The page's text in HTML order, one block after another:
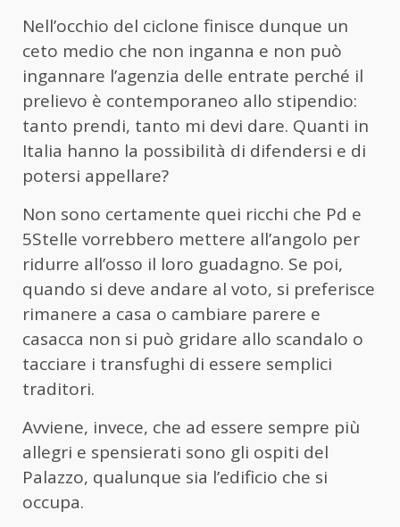
Nell’occhio del ciclone finisce dunque un
ceto medio che non inganna e non può
ingannare l’agenzia delle entrate perché il
prelievo è contemporaneo allo stipendio:
tanto prendi, tanto mi devi dare. Quanti in
Italia hanno la possibilità di difendersi e di
potersi appellare?
Non sono certamente quei ricchi che Pd e
5Stelle vorrebbero mettere all’angolo per
ridurre all’osso il loro guadagno. Se poi,
quando si deve andare al voto, si preferisce
rimanere a casa o cambiare parere e
casacca non si può gridare allo scandalo o
tacciare i transfughi di essere semplici
traditori.
Avviene, invece, che ad essere sempre più
allegri e spensierati sono gli ospiti del
Palazzo, qualunque sia l’edificio che si
occupa.